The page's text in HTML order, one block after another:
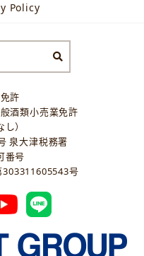
Policy
許
酒類小売業免許
）
泉大津税務署
番号
号